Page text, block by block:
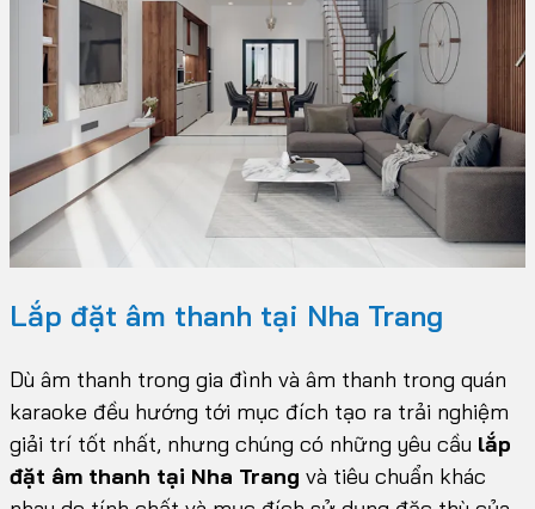
Lắp đặt âm thanh tại Nha Trang
Dù âm thanh trong gia đình và âm thanh trong quán
karaoke đều hướng tới mục đích tạo ra trải nghiệm
giải trí tốt nhất, nhưng chúng có những yêu cầu lắp
đặt âm thanh tại Nha Trang và tiêu chuẩn khác